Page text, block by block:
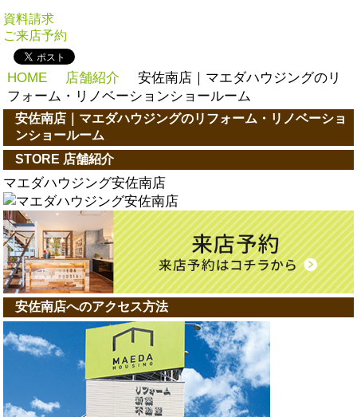
資料請求
ご来店予約
HOME 店舗紹介
安佐南店｜マエダハウジングのリ
フォーム・リノベーションショールーム
安佐南店｜マエダハウジングのリフォーム・リノベーショ
ンショールーム
STORE 店舗紹介
マエダハウジング安佐南店
安佐南店へのアクセス方法